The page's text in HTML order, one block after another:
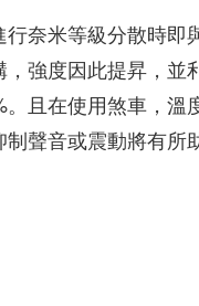
奈米等級分散時
強度因此提昇，
且在使用煞車，
聲音或震動將有所